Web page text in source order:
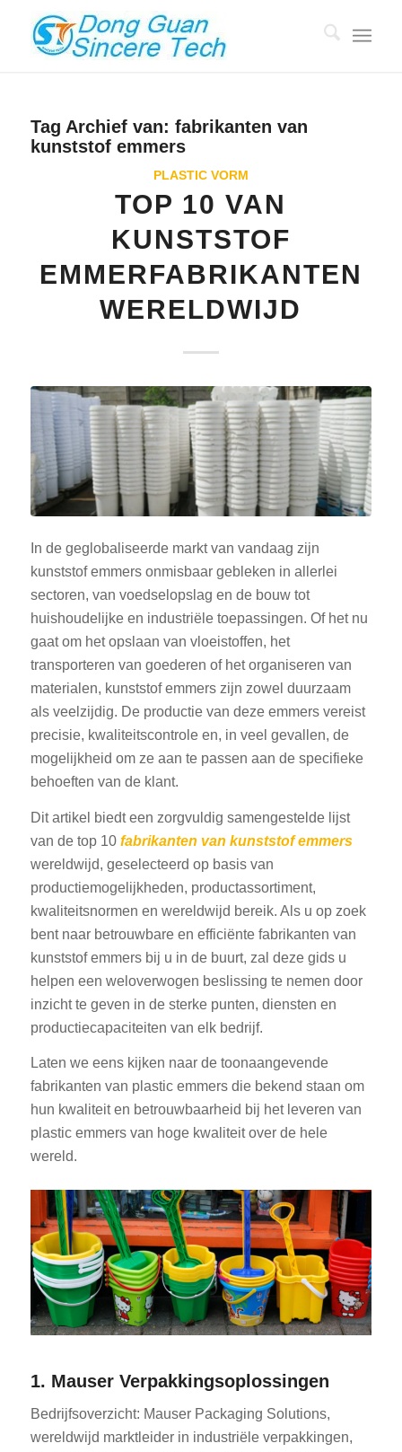
Tag Archief van: fabrikanten van
kunststof emmers
PLASTIC VORM
TOP 10 VAN
KUNSTSTOF
EMMERFABRIKANTEN
WERELDWIJD
In de geglobaliseerde markt van vandaag zijn
kunststof emmers onmisbaar gebleken in allerlei
sectoren, van voedselopslag en de bouw tot
huishoudelijke en industriële toepassingen. Of het nu
gaat om het opslaan van vloeistoffen, het
transporteren van goederen of het organiseren van
materialen, kunststof emmers zijn zowel duurzaam
als veelzijdig. De productie van deze emmers vereist
precisie, kwaliteitscontrole en, in veel gevallen, de
mogelijkheid om ze aan te passen aan de specifieke
behoeften van de klant.
Dit artikel biedt een zorgvuldig samengestelde lijst
van de top 10 fabrikanten van kunststof emmers
wereldwijd, geselecteerd op basis van
productiemogelijkheden, productassortiment,
kwaliteitsnormen en wereldwijd bereik. Als u op zoek
bent naar betrouwbare en efficiënte fabrikanten van
kunststof emmers bij u in de buurt, zal deze gids u
helpen een weloverwogen beslissing te nemen door
inzicht te geven in de sterke punten, diensten en
productiecapaciteiten van elk bedrijf.
Laten we eens kijken naar de toonaangevende
fabrikanten van plastic emmers die bekend staan om
hun kwaliteit en betrouwbaarheid bij het leveren van
plastic emmers van hoge kwaliteit over de hele
wereld.
1. Mauser Verpakkingsoplossingen
Bedrijfsoverzicht: Mauser Packaging Solutions,
wereldwijd marktleider in industriële verpakkingen,